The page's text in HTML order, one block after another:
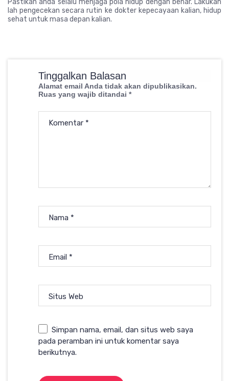
lah pengecekan secara rutin ke dokter kepecayaan kalian, hidup
sehat untuk masa depan kalian.
Tinggalkan Balasan
Alamat email Anda tidak akan dipublikasikan.
Ruas yang wajib ditandai *
Komentar *
Nama *
Email *
Situs Web
Simpan nama, email, dan situs web saya
pada peramban ini untuk komentar saya
berikutnya.